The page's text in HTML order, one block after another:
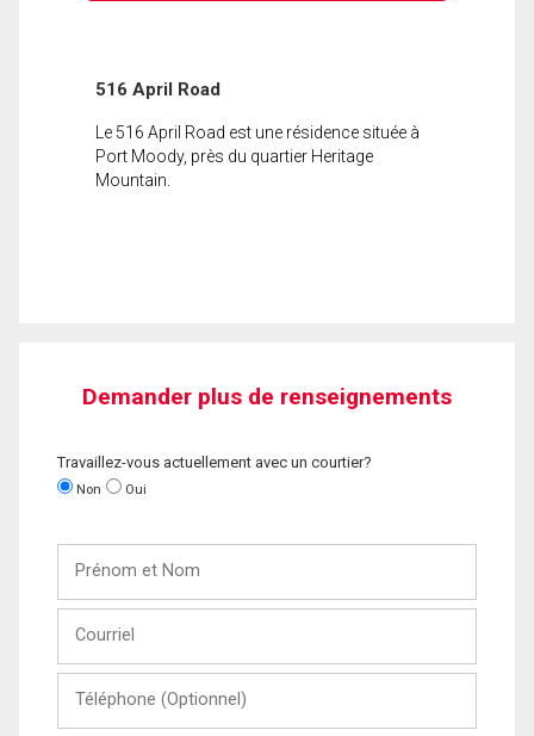
516 April Road
Le 516 April Road est une résidence située à
Port Moody, près du quartier Heritage
Mountain.
Demander plus de renseignements
Travaillez-vous actuellement avec un courtier?
Non Oui
Nom
(Optionnel)